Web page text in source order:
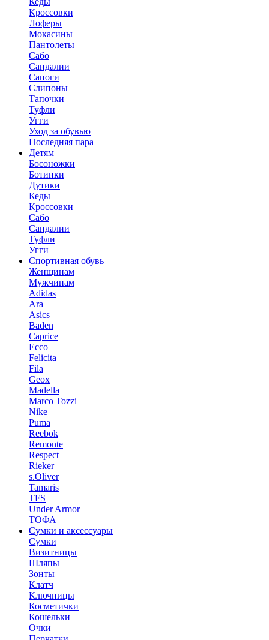
Кроссовки
Лоферы
Мокасины
Пантолеты
Сабо
Сандалии
Сапоги
Слипоны
Тапочки
Туфли
Угги
Уход за обувью
Последняя пара
Детям
Босоножки
Ботинки
Дутики
Кеды
Кроссовки
Сабо
Сандалии
Туфли
Угги
Спортивная обувь
Женщинам
Мужчинам
Adidas
Ara
Asics
Baden
Caprice
Ecco
Felicita
Fila
Geox
Madella
Marco Tozzi
Nike
Puma
Reebok
Remonte
Respect
Rieker
s.Oliver
Tamaris
TFS
Under Armor
ТОФА
Сумки и аксессуары
Сумки
Визитницы
Шляпы
Зонты
Клатч
Ключницы
Косметички
Кошельки
Очки